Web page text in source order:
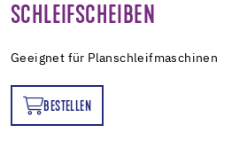
SCHLEIFSCHEIBEN
Geeignet für Planschleifmaschinen
BESTELLEN